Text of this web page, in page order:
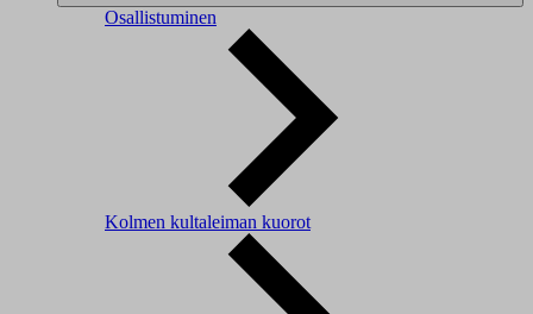
Osallistuminen
Kolmen kultaleiman kuorot